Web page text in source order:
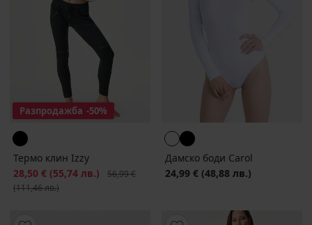
Разпродажба -50%
Термо клин Izzy
Намаление
28,50 € (55,74 лв.) Първоначална цена
56,99 €
(111,46 лв.)
Дамско боди Carol
24,99 € (48,88 лв.)